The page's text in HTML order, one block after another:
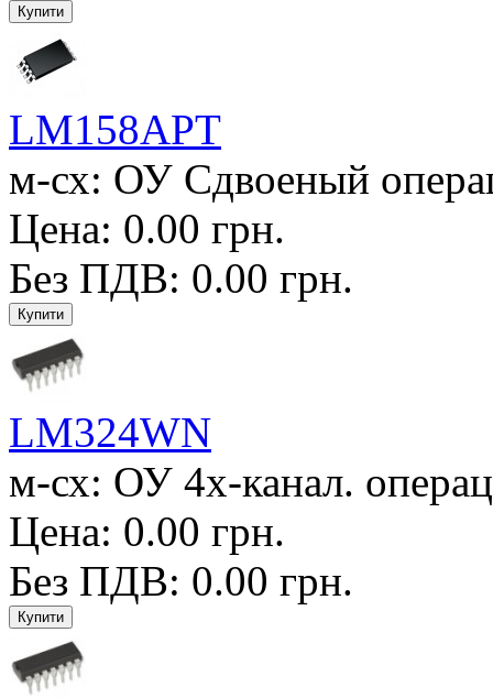
LM158APT
м-сх: ОУ Сдвоеный
Цена: 0.00 грн.
Без ПДВ: 0.00 грн.
LM324WN
м-сх: ОУ 4х-канал.
Цена: 0.00 грн.
Без ПДВ: 0.00 грн.